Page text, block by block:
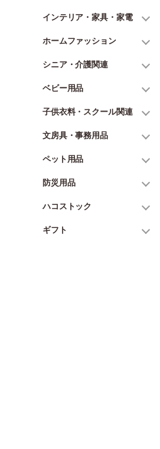
インテリア・家具・家電
ホームファッション
シニア・介護関連
ベビー用品
子供衣料・スクール関連
文房具・事務用品
ペット用品
防災用品
ハコストック
ギフト